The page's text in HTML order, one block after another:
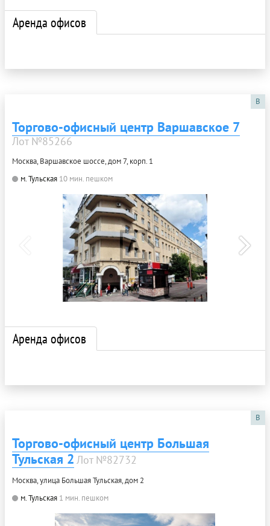
Аренда офисов
B
Торгово-офисный центр Варшавское 7
Лот №85266
Москва, Варшавское шоссе, дом 7, корп. 1
м. Тульская 10 мин. пешком
Аренда офисов
B
Торгово-офисный центр Большая
Тульская 2 Лот №82732
Москва, улица Большая Тульская, дом 2
м. Тульская 1 мин. пешком